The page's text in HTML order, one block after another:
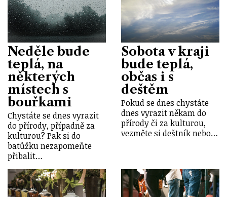
Neděle bude
teplá, na
některých
místech s
bouřkami
Chystáte se dnes vyrazit
do přírody, případně za
kulturou? Pak si do
batůžku nezapomeňte
přibalit…
Sobota v kraji
bude teplá,
občas i s
deštěm
Pokud se dnes chystáte
dnes vyrazit někam do
přírody či za kulturou,
vezměte si deštník nebo…